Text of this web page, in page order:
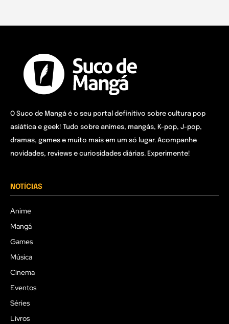
O Suco de Mangá é o seu portal definitivo sobre cultura pop
asiática e geek! Tudo sobre animes, mangás, K-pop, J-pop,
dramas, games e muito mais em um só lugar. Acompanhe
novidades, reviews e curiosidades diárias. Experimente!
NOTÍCIAS
Anime
Mangá
Games
Música
Cinema
Eventos
Séries
Livros